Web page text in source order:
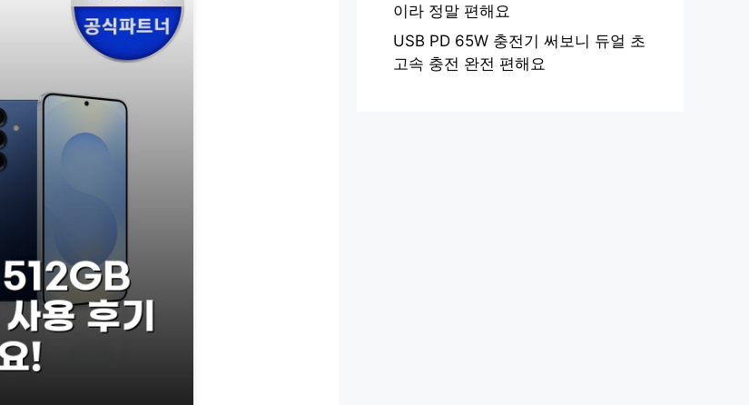
이라 정말 편해요
USB PD 65W 충전기 써보니 듀얼 초
고속 충전 완전 편해요